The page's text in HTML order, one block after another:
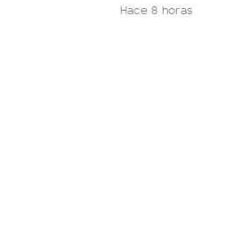
Hace 8 horas